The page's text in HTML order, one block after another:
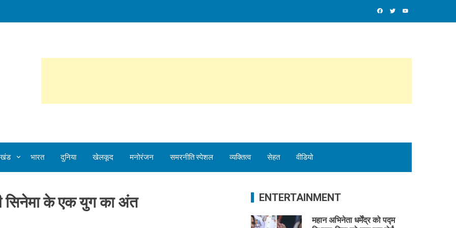
भारत दुनिया खेलकूद मनोरंजन समरनीति स्पेशल व्यक्तित्व सेहत वीडियो
सिनेमा के एक युग का अंत ENTERTAINMENT
महान अभिनेता धर्मेंद्र को पद्म